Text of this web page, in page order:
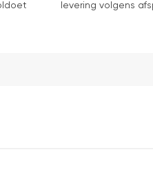
levering volgens